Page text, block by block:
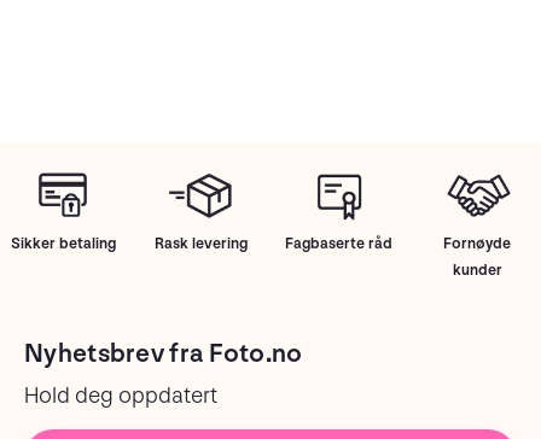
Sikker betaling Rask levering Fagbaserte råd
Fornøyde
kunder
Nyhetsbrev fra Foto.no
Hold deg oppdatert